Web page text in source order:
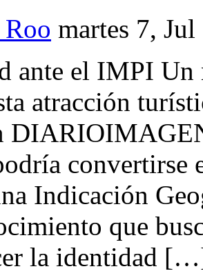
martes 7,
ante el IMPI Un
atracción
convertirse
Indicación
que
la identidad